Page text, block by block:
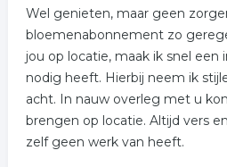
Wel genieten, maar geen
bloemenabonnement zo
jou op locatie, maak ik snel een
nodig heeft. Hierbij neem ik
acht. In nauw overleg met u
brengen op locatie. Altijd vers
zelf geen werk van heeft.